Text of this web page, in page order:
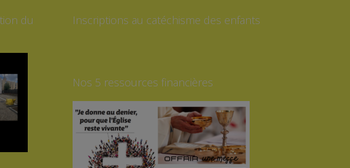
du
Inscriptions au catéchisme des enfants
Nos 5 ressources financières